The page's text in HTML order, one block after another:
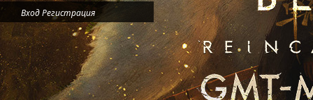
ВходРегистрация